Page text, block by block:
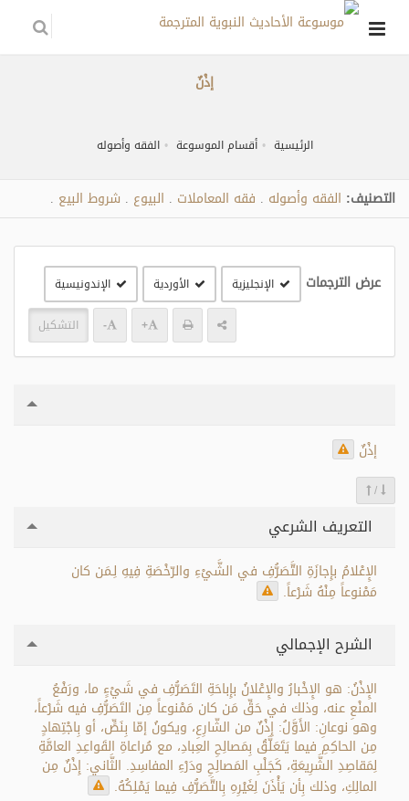
إذْنٌ
الرئيسية أقسام الموسوعة الفقه وأصوله
التصنيف: الفقه وأصوله فقه المعاملات البيوع شروط البيع
عرض الترجمات الإنجليزية الأوردية الإندونيسية
+
- التشكيل
إذْنٌ
/
التعريف الشرعي
الإِعْلامُ بإِجازَةِ التَّصَرُّفِ في الشَّيْءِ والرّخْصَةِ فِيهِ لِـمَن كان
مَمْنوعاً مِنْهُ شَرْعاً.
الشرح الإجمالي
الإِذْنُ: هو الإِخْبارُ والإِعْلانُ بإِباحَةِ التَصَرُّفِ في شَيْءٍ ما، ورَفْعُ
المنْعِ عنه، وذلك في حَقِّ مَن كان مَمْنوعاً مِن التَصَرُّفِ فيه شَرْعاً،
وهو نوعانِ: الأَوَّلُ: إِذْنٌ من الشّارِعِ، ويكونُ إمّا بِنَصٍّ، أو بِاجْتِهادٍ
مِن الحاكِمِ فيما يَتَعَلَّقُ بِمَصالِحِ العِبادِ، مع مُراعاةِ القَواعِدِ العامَّةِ
لِمَقاصِدِ الشَّرِيعَةِ، كَجَلْبِ المَصالِحِ ودَرْءِ المفاسِدِ. الثَّاني: إِذْنٌ مِن
المالِكِ، وذلك بِأن يَأْذَنَ لِغَيْرِهِ بِالتَّصَرُّفِ فِيما يَمْلِكُهُ.